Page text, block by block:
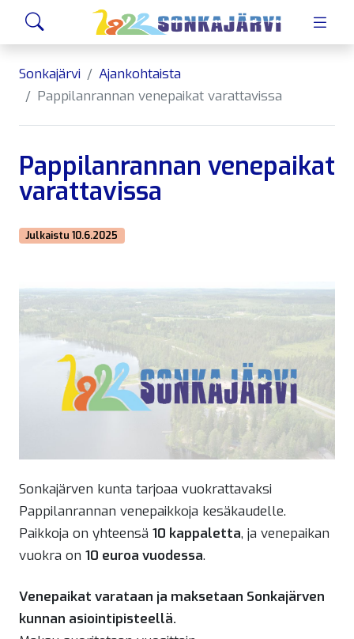
Siirry sivusisältöön
Sonkajärvi
Ajankohtaista
Pappilanrannan venepaikat varattavissa
Pappilanrannan venepaikat
varattavissa
Julkaistu 10.6.2025
Sonkajärven kunta tarjoaa vuokrattavaksi
Pappilanrannan venepaikkoja kesäkaudelle.
Paikkoja on yhteensä 10 kappaletta, ja venepaikan
vuokra on 10 euroa vuodessa.
Venepaikat varataan ja maksetaan Sonkajärven
kunnan asiointipisteellä.